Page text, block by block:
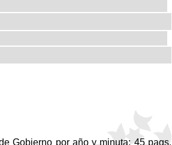
Gobierno por año y minuta: 45 pags.